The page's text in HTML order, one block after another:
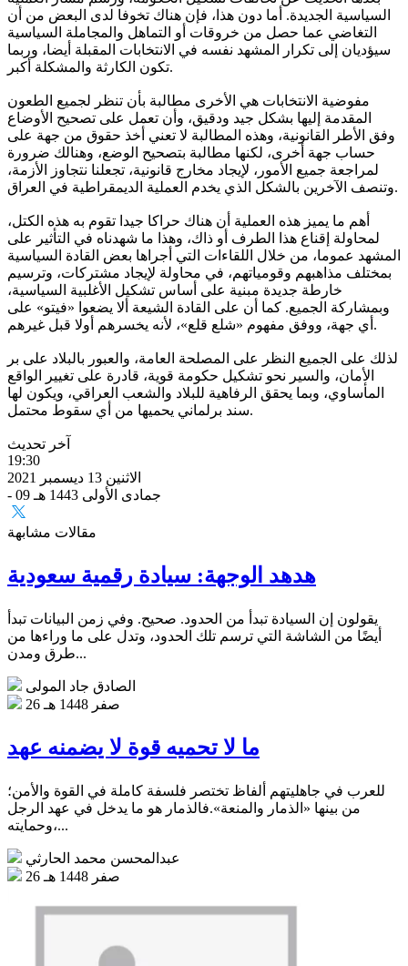
السياسية الجديدة. أما دون هذا، فإن هناك تخوفا لدى البعض من أن
التغاضي عما حصل من خروقات أو التماهل والمجاملة السياسية
سيؤديان إلى تكرار المشهد نفسه في الانتخابات المقبلة أيضا، وربما
تكون الكارثة والمشكلة أكبر.
مفوضية الانتخابات هي الأخرى مطالبة بأن تنظر لجميع الطعون
المقدمة إليها بشكل جيد ودقيق، وأن تعمل على تصحيح الأوضاع
وفق الأطر القانونية، وهذه المطالبة لا تعني أخذ حقوق من جهة على
حساب جهة أخرى، لكنها مطالبة بتصحيح الوضع، وهنالك ضرورة
لمراجعة جميع الأمور، لإيجاد مخارج قانونية، تجعلنا نتجاوز الأزمة،
وتنصف الآخرين بالشكل الذي يخدم العملية الديمقراطية في العراق.
أهم ما يميز هذه العملية أن هناك حراكا جيدا تقوم به هذه الكتل،
لمحاولة إقناع هذا الطرف أو ذاك، وهذا ما شهدناه في التأثير على
المشهد عموما، من خلال اللقاءات التي أجراها بعض القادة السياسية
بمختلف مذاهبهم وقومياتهم، في محاولة لإيجاد مشتركات، وترسيم
خارطة جديدة مبنية على أساس تشكيل الأغلبية السياسية،
وبمشاركة الجميع. كما أن على القادة الشيعة ألا يضعوا «فيتو» على
أي جهة، ووفق مفهوم «شلع قلع»، لأنه يخسرهم أولا قبل غيرهم.
لذلك على الجميع النظر على المصلحة العامة، والعبور بالبلاد على بر
الأمان، والسير نحو تشكيل حكومة قوية، قادرة على تغيير الواقع
المأساوي، وبما يحقق الرفاهية للبلاد والشعب العراقي، ويكون لها
سند برلماني يحميها من أي سقوط محتمل.
آخر تحديث
19:30
الاثنين 13 ديسمبر 2021
- 09 جمادى الأولى 1443 هـ
مقالات مشابهة
هدهد الوجهة: سيادة رقمية سعودية
يقولون إن السيادة تبدأ من الحدود. صحيح. وفي زمن البيانات تبدأ
أيضًا من الشاشة التي ترسم تلك الحدود، وتدل على ما وراءها من
طرق ومدن...
الصادق جاد المولى
26 صفر 1448 هـ
ما لا تحميه قوة لا يضمنه عهد
للعرب في جاهليتهم ألفاظ تختصر فلسفة كاملة في القوة والأمن؛
من بينها «الذمار والمنعة».فالذمار هو ما يدخل في عهد الرجل
وحمايته،...
عبدالمحسن محمد الحارثي
26 صفر 1448 هـ